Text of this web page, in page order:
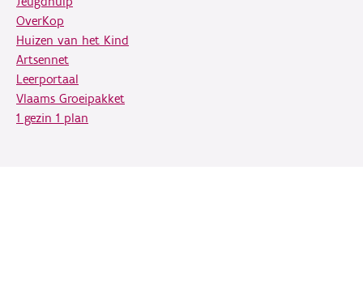
OverKop
Huizen van het Kind
Artsennet
Leerportaal
Vlaams Groeipakket
1 gezin 1 plan